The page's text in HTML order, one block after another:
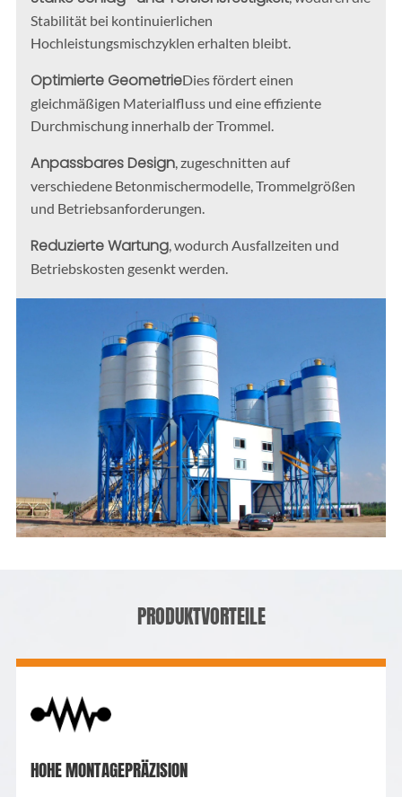
Stabilität bei kontinuierlichen
Hochleistungsmischzyklen erhalten bleibt.
Optimierte GeometrieDies fördert einen
gleichmäßigen Materialfluss und eine effiziente
Durchmischung innerhalb der Trommel.
Anpassbares Design, zugeschnitten auf
verschiedene Betonmischermodelle, Trommelgrößen
und Betriebsanforderungen.
Reduzierte Wartung, wodurch Ausfallzeiten und
Betriebskosten gesenkt werden.
PRODUKTVORTEILE
HOHE MONTAGEPRÄZISION